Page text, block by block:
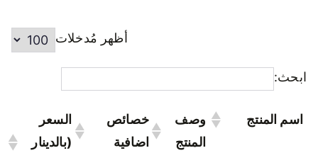
أظهر مُدخلات
ابحث:
اسم المنتج
وصف
المنتج
خصائص
اضافية
السعر
(بالدينار